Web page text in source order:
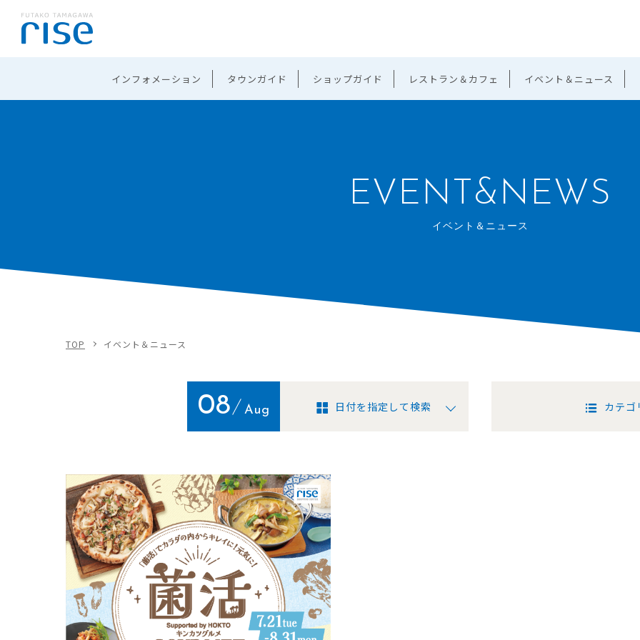
インフォメーション タウンガイド ショップガイド レストラン＆カフェ イベント＆ニュース
EVENT&NEWS
イベント＆ニュース
TOP イベント＆ニュース
08 Aug 日付を指定して検索 カテゴ